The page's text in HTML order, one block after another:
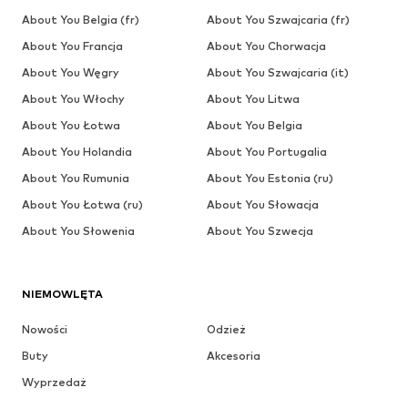
NIEMOWLĘTA
Nowości
Odzież
Buty
Akcesoria
Wyprzedaż
About You Belgia (fr)
About You Szwajcaria (fr)
About You Francja
About You Chorwacja
About You Węgry
About You Szwajcaria (it)
About You Włochy
About You Litwa
About You Łotwa
About You Belgia
About You Holandia
About You Portugalia
About You Rumunia
About You Estonia (ru)
About You Łotwa (ru)
About You Słowacja
About You Słowenia
About You Szwecja